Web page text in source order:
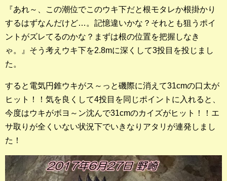
『あれ～、この潮位でこのウキ下だと根モタレか根掛かり
するはずなんだけど…。記憶違いかな？それとも狙うポイ
ントがズレてるのかな？まずは根の位置を把握しなき
ゃ。』そう考えウキ下を2.8mに深くして3投目を投じまし
た。
すると電気円錐ウキがス～っと磯際に消えて31cmの口太が
ヒット！！気を良くして4投目を同じポイントに入れると、
今度はウキがボヨ～ン沈んで31cmのカイズがヒット！！エ
サ取りが全くいない状況下でいきなりアタリが連発しまし
た！
スタッフブログ
店長釣行記
スタッフ釣行記
お問い合わせ